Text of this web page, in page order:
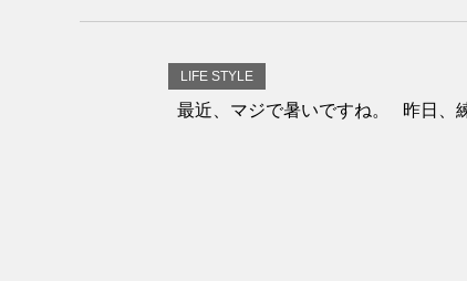
LIFE STYLE
最近、マジで暑いですね。 昨日、